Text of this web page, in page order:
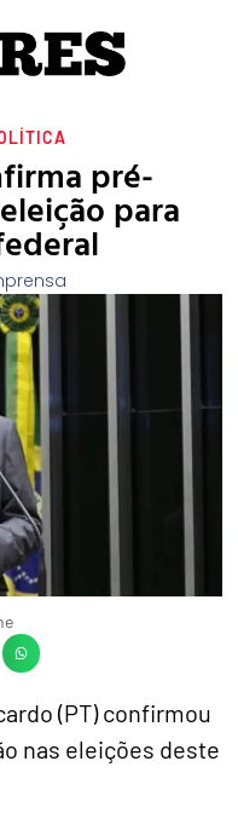
pré-
para
(PT) confirmou
nas eleições deste